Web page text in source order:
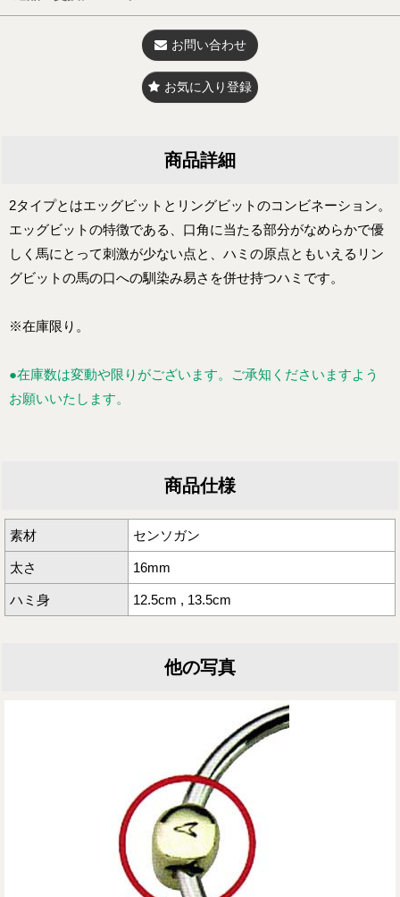
お問い合わせ
お気に入り登録
商品詳細
2タイプとはエッグビットとリングビットのコンビネーション。
エッグビットの特徴である、口角に当たる部分がなめらかで優
しく馬にとって刺激が少ない点と、ハミの原点ともいえるリン
グビットの馬の口への馴染み易さを併せ持つハミです。
※在庫限り。
●在庫数は変動や限りがございます。ご承知くださいますよう
お願いいたします。
商品仕様
素材 センソガン
太さ 16mm
ハミ身 12.5cm , 13.5cm
他の写真